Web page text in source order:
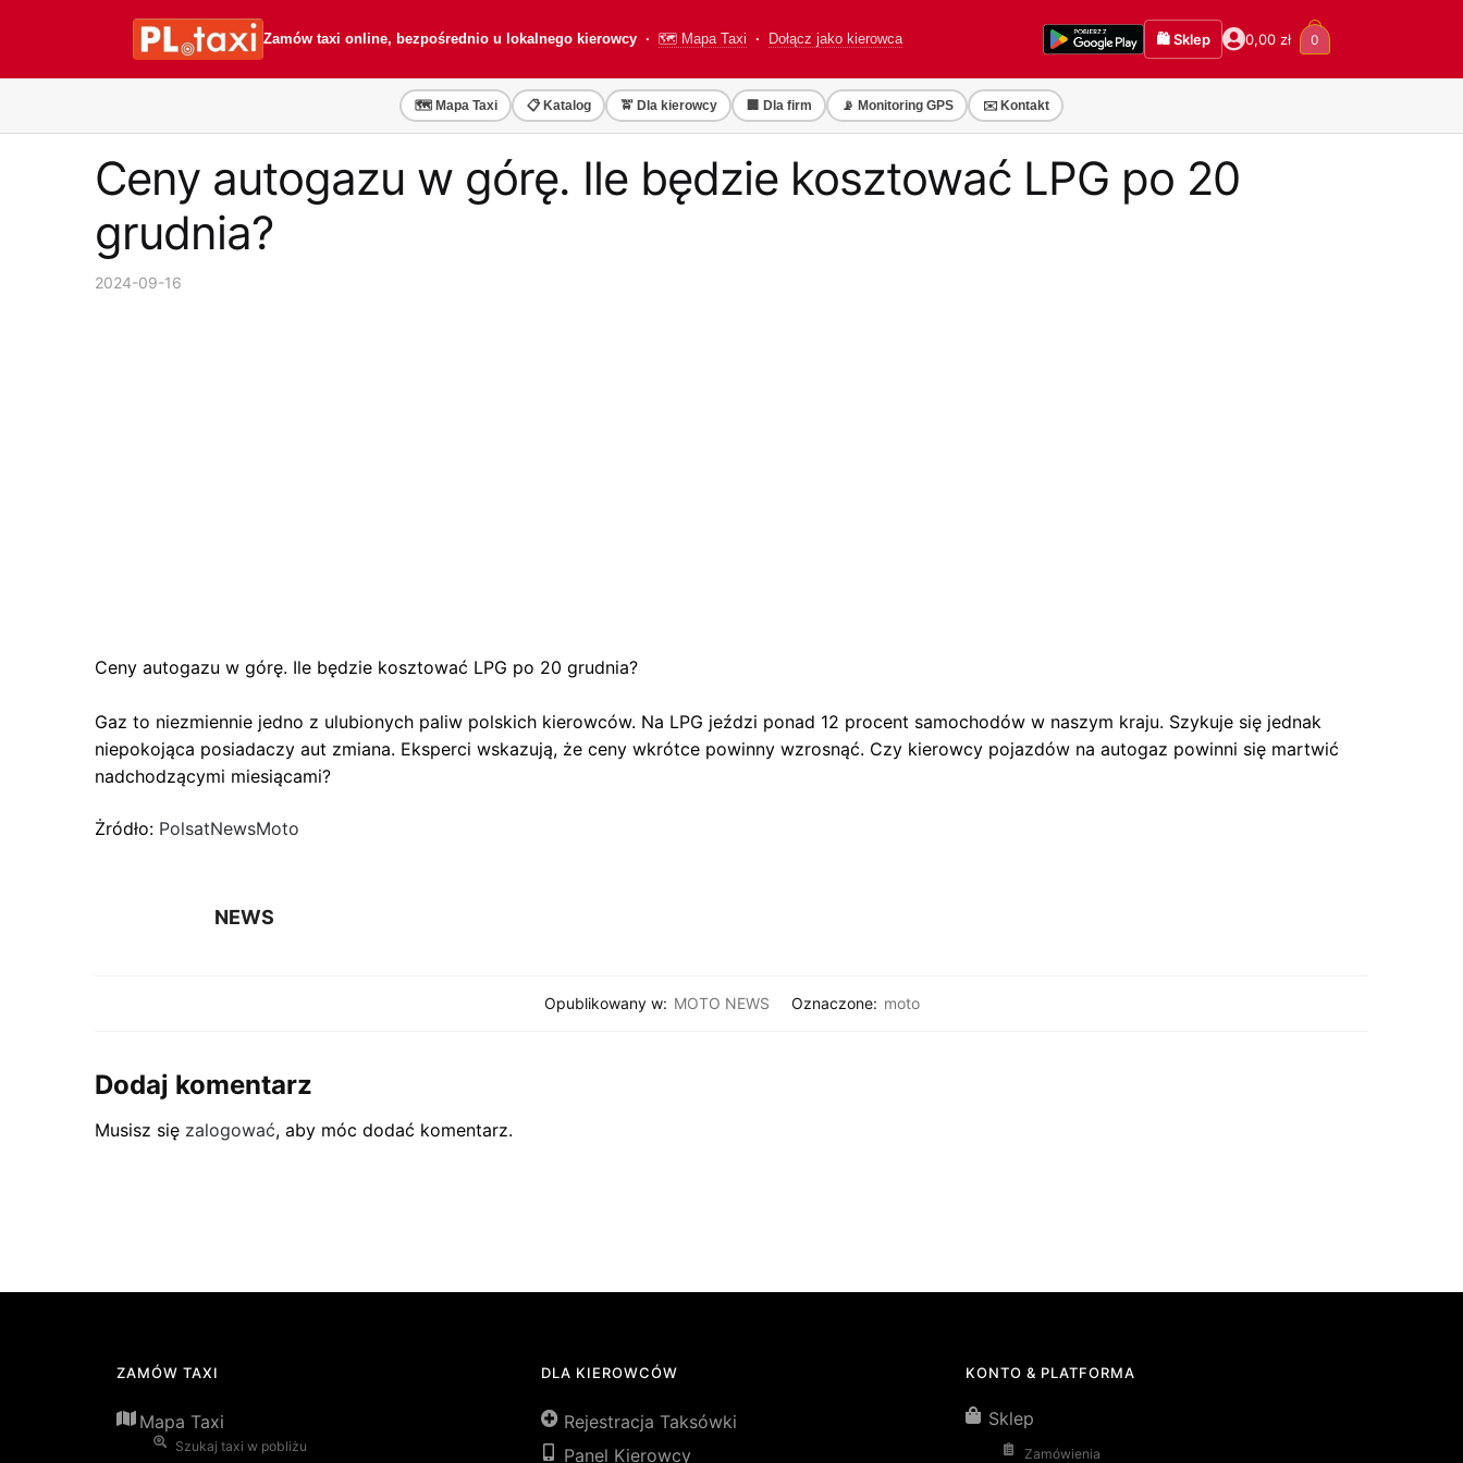
Zamów taxi online, bezpośrednio u lokalnego kierowcy · 🗺️ Mapa Taxi · Dołącz jako kierowca 🛍️ Sklep 0,00 zł 0
🗺️ Mapa Taxi 📋 Katalog 🚖 Dla kierowcy 🏢 Dla firm 📡 Monitoring GPS ✉️ Kontakt
Ceny autogazu w górę. Ile będzie kosztować LPG po 20
grudnia?
2024-09-16
Ceny autogazu w górę. Ile będzie kosztować LPG po 20 grudnia?
Gaz to niezmiennie jedno z ulubionych paliw polskich kierowców. Na LPG jeździ ponad 12 procent samochodów w naszym kraju. Szykuje się jednak
niepokojąca posiadaczy aut zmiana. Eksperci wskazują, że ceny wkrótce powinny wzrosnąć. Czy kierowcy pojazdów na autogaz powinni się martwić
nadchodzącymi miesiącami?
Żródło: PolsatNewsMoto
NEWS
Opublikowany w: MOTO NEWS Oznaczone: moto
Dodaj komentarz
Musisz się zalogować, aby móc dodać komentarz.
ZAMÓW TAXI
Mapa Taxi
Szukaj taxi w pobliżu
DLA KIEROWCÓW
Rejestracja Taksówki
Panel Kierowcy
KONTO & PLATFORMA
Sklep
Zamówienia